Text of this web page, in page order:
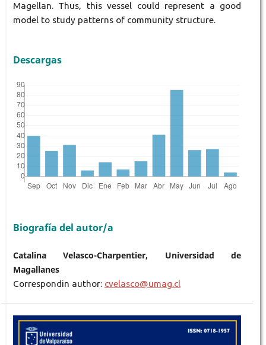
Magellan. Thus, this vessel could represent a good
model to study patterns of community structure.
Descargas
Biografía del autor/a
Catalina Velasco-Charpentier, Universidad de
Magallanes
Correspondin author: cvelasco@umag.cl